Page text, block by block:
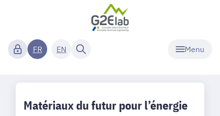
Menu
FR EN
Matériaux du futur pour l’énergie